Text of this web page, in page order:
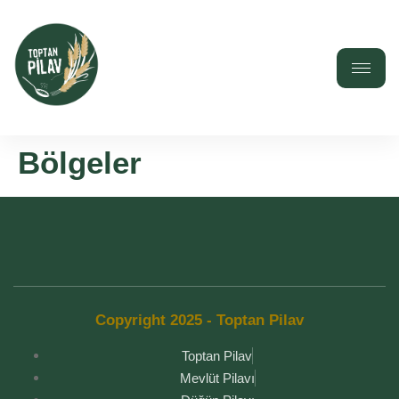
Bölgeler
Copyright 2025 - Toptan Pilav
Toptan Pilav
Mevlüt Pilavı